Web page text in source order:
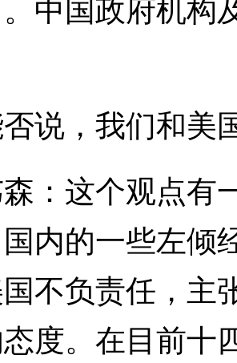
说，我们和美
这个观点有
内的一些左倾
不负责任，主
度。在目前十